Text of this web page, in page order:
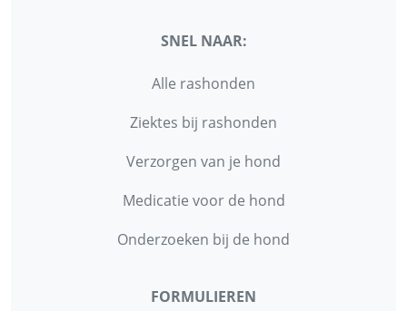
SNEL NAAR:
Alle rashonden
Ziektes bij rashonden
Verzorgen van je hond
Medicatie voor de hond
Onderzoeken bij de hond
FORMULIEREN